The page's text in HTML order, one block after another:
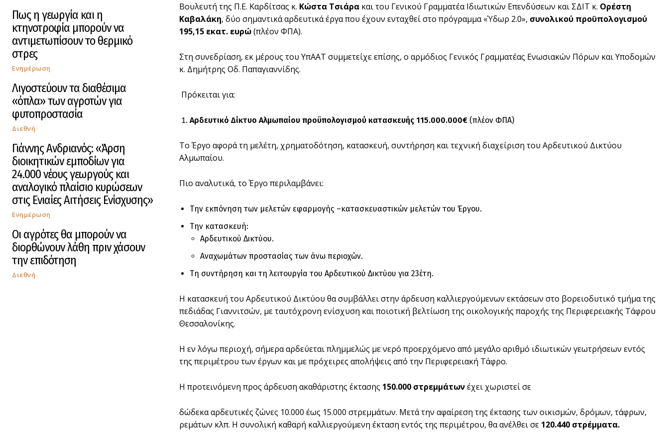
Πως η γεωργία και η
κτηνοτροφία μπορούν να
αντιμετωπίσουν το θερμικό
στρες
Ενημέρωση
Λιγοστεύουν τα διαθέσιμα
«όπλα» των αγροτών για
φυτοπροστασία
Διεθνή
Γιάννης Ανδριανός: «Άρση
διοικητικών εμποδίων για
24.000 νέους γεωργούς και
αναλογικό πλαίσιο κυρώσεων
στις Ενιαίες Αιτήσεις Ενίσχυσης»
Ενημέρωση
Οι αγρότες θα μπορούν να
διορθώνουν λάθη πριν χάσουν
την επιδότηση
Διεθνή
Βουλευτή της Π.Ε. Καρδίτσας κ. Κώστα Τσιάρα και του Γενικού Γραμματέα Ιδιωτικών Επενδύσεων και ΣΔΙΤ κ. Ορέστη
Καβαλάκη, δύο σημαντικά αρδευτικά έργα που έχουν ενταχθεί στο πρόγραμμα «Ύδωρ 2.0», συνολικού προϋπολογισμού
195,15 εκατ. ευρώ(πλέον ΦΠΑ).
Στη συνεδρίαση, εκ μέρους του ΥπΑΑΤ συμμετείχε επίσης, ο αρμόδιος Γενικός Γραμματέας Ενωσιακών Πόρων και Υποδομών
κ. Δημήτρης Οδ. Παπαγιαννίδης.
Πρόκειται για:
Αρδευτικό Δίκτυο Αλμωπαίου προϋπολογισμού κατασκευής 115.000.000€ (πλέον ΦΠΑ)
Το Έργο αφορά τη μελέτη, χρηματοδότηση, κατασκευή, συντήρηση και τεχνική διαχείριση του Αρδευτικού Δικτύου
Αλμωπαίου.
Πιο αναλυτικά, το Έργο περιλαμβάνει:
Την εκπόνηση των μελετών εφαρμογής –κατασκευαστικών μελετών του Έργου.
Την κατασκευή:
Αρδευτικού Δικτύου.
Αναχωμάτων προστασίας των άνω περιοχών.
Τη συντήρηση και τη λειτουργία του Αρδευτικού Δικτύου για 23έτη.
Η κατασκευή του Αρδευτικού Δικτύου θα συμβάλλει στην άρδευση καλλιεργούμενων εκτάσεων στο βορειοδυτικό τμήμα της
πεδιάδας Γιαννιτσών, με ταυτόχρονη ενίσχυση και ποιοτική βελτίωση της οικολογικής παροχής της Περιφερειακής Τάφρου
Θεσσαλονίκης.
Η εν λόγω περιοχή, σήμερα αρδεύεται πλημμελώς με νερό προερχόμενο από μεγάλο αριθμό ιδιωτικών γεωτρήσεων εντός
της περιμέτρου των έργων και με πρόχειρες απολήψεις από την Περιφερειακή Τάφρο.
Η προτεινόμενη προς άρδευση ακαθάριστης έκτασης 150.000 στρεμμάτωνέχει χωριστεί σε
δώδεκα αρδευτικές ζώνες 10.000 έως 15.000 στρεμμάτων. Μετά την αφαίρεση της έκτασης των οικισμών, δρόμων, τάφρων,
ρεμάτων κλπ. Η συνολική καθαρή καλλιεργούμενη έκταση εντός της περιμέτρου, θα ανέλθει σε 120.440 στρέμματα.